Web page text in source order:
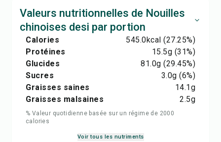
Valeurs nutritionnelles de Nouilles
chinoises desi par portion
Calories 545.0kcal (27.25%)
Protéines
15.5g (31%)
Glucides
81.0g (29.45%)
Sucres
3.0g (6%)
Graisses saines
14.1g
Graisses malsaines
2.5g
% Valeur quotidienne basée sur un régime de 2000
calories
Voir tous les nutriments